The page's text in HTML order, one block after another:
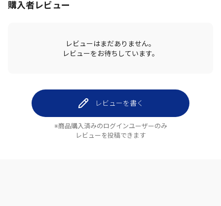
購入者レビュー
レビューはまだありません。
レビューをお待ちしています。
レビューを書く
※商品購入済みのログインユーザーのみ
レビューを投稿できます